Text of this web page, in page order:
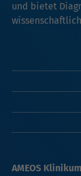
und bietet
AMEOS